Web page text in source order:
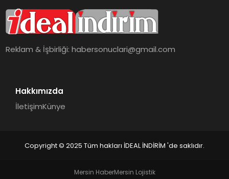
Reklam & İşbirliği:habersonuclari@gmail.com
Hakkımızda
İletişimKünye
Copyright © 2025 Tüm hakları İDEAL İNDİRİM 'de saklıdır.
Mersin HaberMersin Lojistik